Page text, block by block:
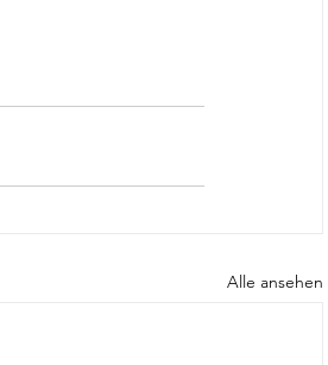
Alle ansehen